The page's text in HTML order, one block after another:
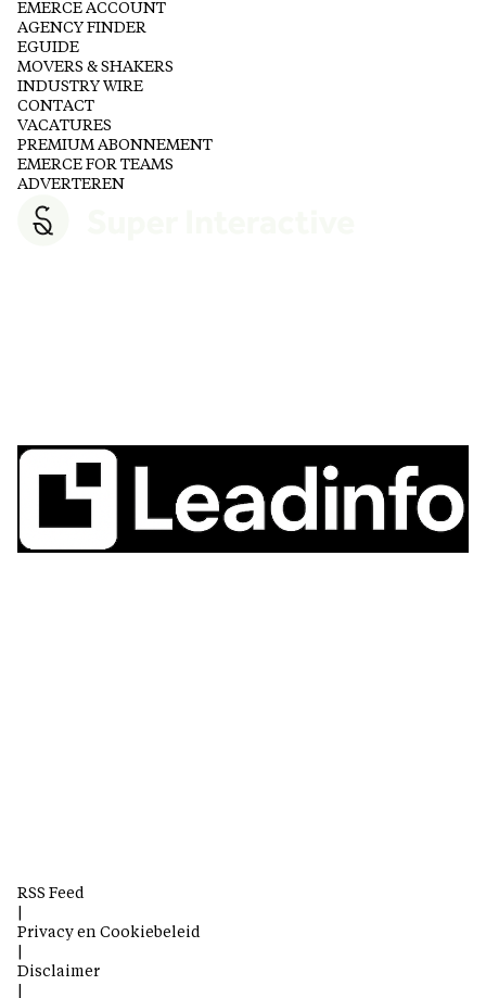
EMERCE ACCOUNT
AGENCY FINDER
EGUIDE
MOVERS & SHAKERS
INDUSTRY WIRE
CONTACT
VACATURES
PREMIUM ABONNEMENT
EMERCE FOR TEAMS
ADVERTEREN
RSS Feed
Privacy en Cookiebeleid
Disclaimer